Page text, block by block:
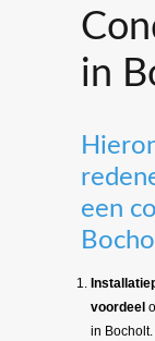
in
een
voordeel
in Bocholt.